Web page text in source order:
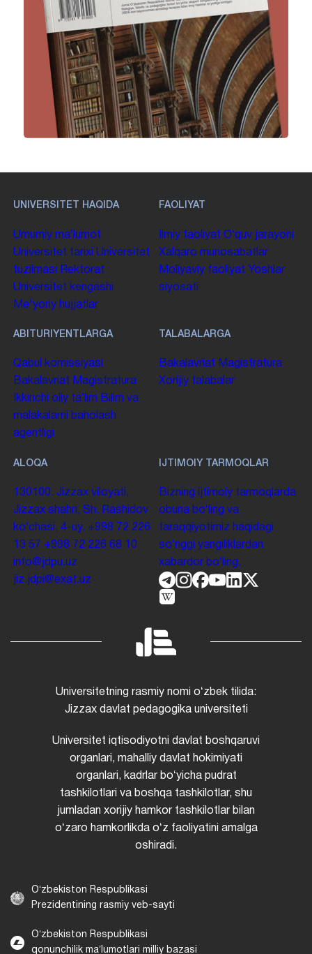
UNIVERSITET HAQIDA
Umumiy maʼlumot
Universitet tarixi Universitet
tuzilmasi Rektorat
Universitet kengashi
Me'yoriy hujjatlar
FAOLIYAT
Ilmiy faoliyat Oʻquv jarayoni
Xalqaro munosabatlar
Moliyaviy faoliyat Yoshlar
siyosati
ABITURIYENTLARGA
Qabul komissiyasi
Bakalavriat Magistratura
Ikkinchi oliy taʼlim Bilim va
malakalarni baholash
agentligi
TALABALARGA
Bakalavriat Magistratura
Xorijiy talabalar
ALOQA
130100. Jizzax viloyati,
Jizzax shahri, Sh. Rashidov
koʻchasi, 4-uy. +998 72 226
13 57 +998 72 226 68 10
info@jdpu.uz
jiz.jdpi@exat.uz
IJTIMOIY TARMOQLAR
Bizning ijtimoiy tarmoqlarda
obuna boʻling va
taraqqiyotimiz haqidagi
soʻnggi yangiliklardan
xabardor boʻling.
Universitetning rasmiy nomi oʻzbek tilida:
Jizzax davlat pedagogika universiteti
Universitet iqtisodiyotni davlat boshqaruvi
organlari, mahalliy davlat hokimiyati
organlari, kadrlar boʻyicha pudrat
tashkilotlari va boshqa tashkilotlar, shu
jumladan xorijiy hamkor tashkilotlar bilan
oʻzaro hamkorlikda oʻz faoliyatini amalga
oshiradi.
Oʻzbekiston Respublikasi
Prezidentining rasmiy veb-sayti
Oʻzbekiston Respublikasi
qonunchilik maʼlumotlari milliy bazasi